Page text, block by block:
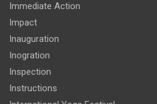
Immediate Action
Impact
Inauguration
Inogration
Inspection
Instructions